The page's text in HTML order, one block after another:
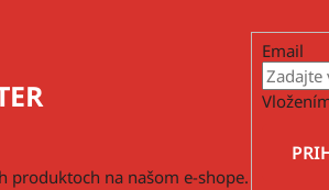
produktoch na našom e-shope.
Email